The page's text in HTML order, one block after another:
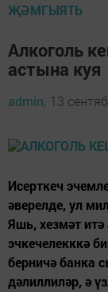
ҖӘМГЫЯТЬ
Алкоголь
астына куя
admin, 13
Исерткеч
әверелде, ул
Яшь, хезмәт
эчкечелекккә
берничә банка
дәлиллиләр, ә